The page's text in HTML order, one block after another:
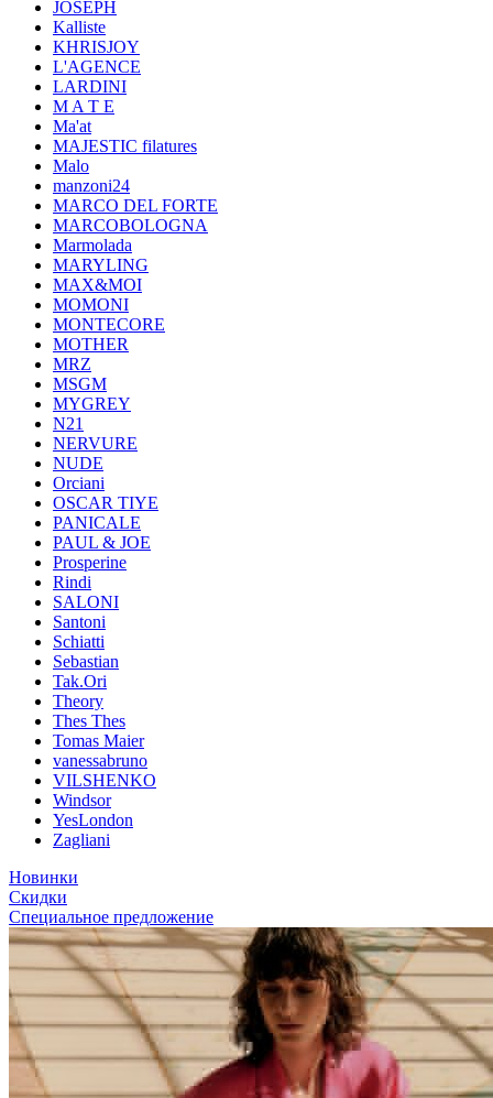
JOSEPH
Kalliste
KHRISJOY
L'AGENCE
LARDINI
M A T E
Ma'at
MAJESTIC filatures
Malo
manzoni24
MARCO DEL FORTE
MARCOBOLOGNA
Marmolada
MARYLING
MAX&MOI
MOMONI
MONTECORE
MOTHER
MRZ
MSGM
MYGREY
N21
NERVURE
NUDE
Orciani
OSCAR TIYE
PANICALE
PAUL & JOE
Prosperine
Rindi
SALONI
Santoni
Schiatti
Sebastian
Tak.Ori
Theory
Thes Thes
Tomas Maier
vanessabruno
VILSHENKO
Windsor
YesLondon
Zagliani
Новинки
Скидки
Специальное предложение